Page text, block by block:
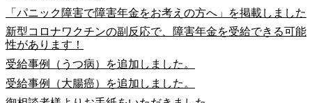
「パニック障害で障害年金をお考えの方へ」を掲載しました
新型コロナワクチンの副反応で、障害年金を受給できる可能
性があります！
受給事例（うつ病）を追加しました。
受給事例（大腸癌）を追加しました。